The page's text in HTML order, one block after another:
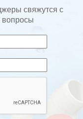
свяжутся с
вопросы